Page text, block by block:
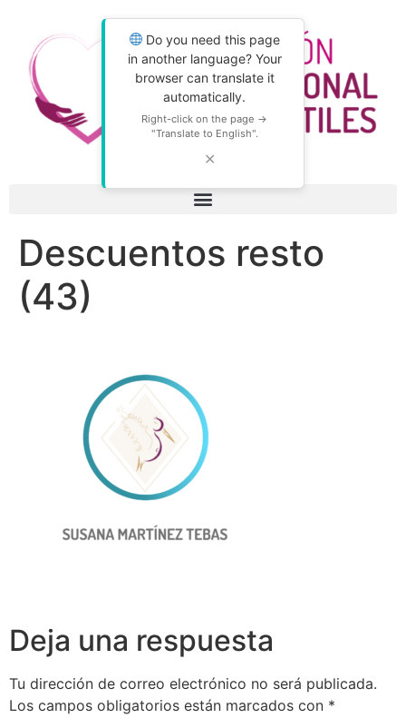
Do you need this page
in another language? Your
browser can translate it
automatically.
Right-click on the page →
"Translate to English".
✕
Descuentos resto
(43)
Deja una respuesta
Tu dirección de correo electrónico no será publicada.
Los campos obligatorios están marcados con *